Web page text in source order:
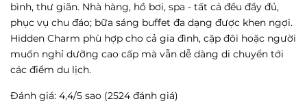
bình, thư giãn. Nhà hàng, hồ bơi, spa - tất cả đều đầy đủ,
phục vụ chu đáo; bữa sáng buffet đa dạng được khen ngợi.
Hidden Charm phù hợp cho cả gia đình, cặp đôi hoặc người
muốn nghỉ dưỡng cao cấp mà vẫn dễ dàng di chuyển tới
các điểm du lịch.
Đánh giá: 4,4/5 sao (2524 đánh giá)